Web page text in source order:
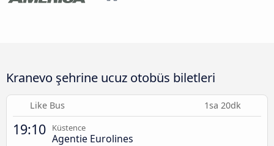
Kranevo şehrine ucuz otobüs biletleri
Like Bus 1sa 20dk
19:10 Küstence
Agentie Eurolines